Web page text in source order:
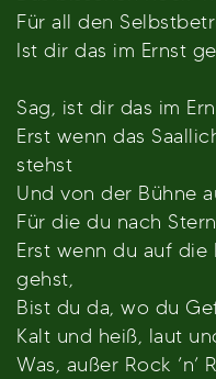
Für all den
Ist dir das im Ernst
Sag, ist dir das im
Erst wenn das
stehst
Und von der Bühne
Für die du nach
Erst wenn du auf die
gehst,
Bist du da, wo du
Kalt und heiß, laut
Was, außer Rock ’n’